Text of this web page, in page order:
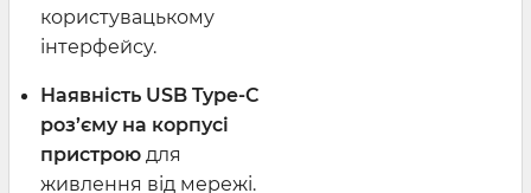
користувацькому
інтерфейсу.
Наявність USB Type-C
роз’єму на корпусі
пристрою для
живлення від мережі.